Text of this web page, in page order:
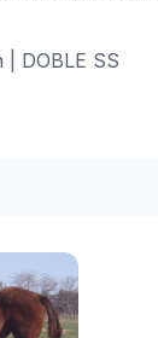
DOBLE SS